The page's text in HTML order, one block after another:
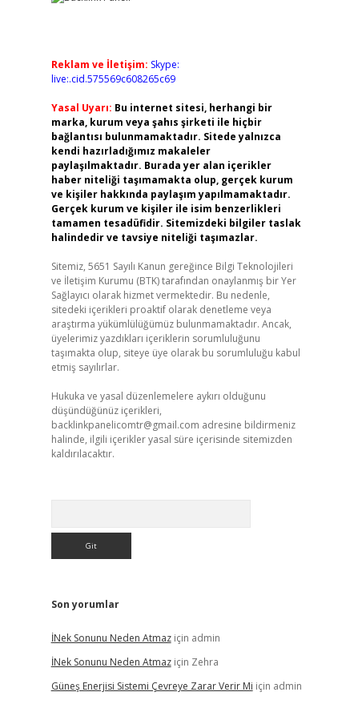
Reklam ve İletişim: Skype:
live:.cid.575569c608265c69
Yasal Uyarı: Bu internet sitesi, herhangi bir
marka, kurum veya şahıs şirketi ile hiçbir
bağlantısı bulunmamaktadır. Sitede yalnızca
kendi hazırladığımız makaleler
paylaşılmaktadır. Burada yer alan içerikler
haber niteliği taşımamakta olup, gerçek kurum
ve kişiler hakkında paylaşım yapılmamaktadır.
Gerçek kurum ve kişiler ile isim benzerlikleri
tamamen tesadüfidir. Sitemizdeki bilgiler taslak
halindedir ve tavsiye niteliği taşımazlar.
Sitemiz, 5651 Sayılı Kanun gereğince Bilgi Teknolojileri
ve İletişim Kurumu (BTK) tarafından onaylanmış bir Yer
Sağlayıcı olarak hizmet vermektedir. Bu nedenle,
sitedeki içerikleri proaktif olarak denetleme veya
araştırma yükümlülüğümüz bulunmamaktadır. Ancak,
üyelerimiz yazdıkları içeriklerin sorumluluğunu
taşımakta olup, siteye üye olarak bu sorumluluğu kabul
etmiş sayılırlar.
Hukuka ve yasal düzenlemelere aykırı olduğunu
düşündüğünüz içerikleri,
backlinkpanelicomtr@gmail.com adresine bildirmeniz
halinde, ilgili içerikler yasal süre içerisinde sitemizden
kaldırılacaktır.
Son yorumlar
İNek Sonunu Neden Atmaziçin admin
İNek Sonunu Neden Atmaziçin Zehra
Güneş Enerjisi Sistemi Çevreye Zarar Verir Mi için admin